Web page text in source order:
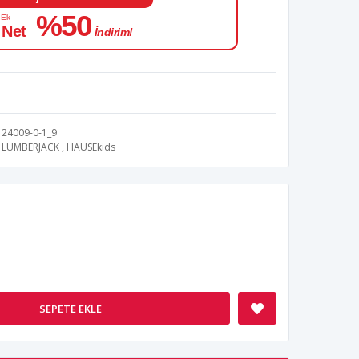
%50 İndirim!
24009-0-1_9
LUMBERJACK , HAUSEkids
SEPETE EKLE